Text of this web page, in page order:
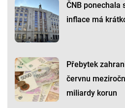
ČNB ponechala
inflace má
Přebytek
červnu
miliardy korun